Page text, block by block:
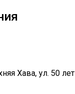
Хава, ул. 50 лет